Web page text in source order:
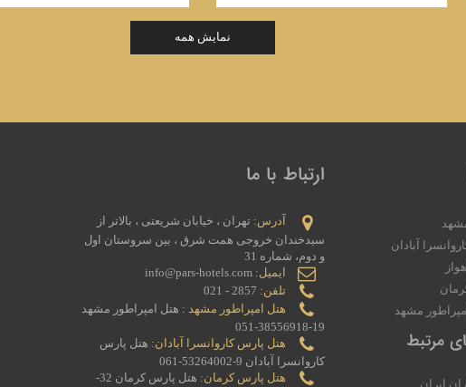
نمایش همه
آبادان
مشهد
مرتبط
ارتباط با ما
آدرس: تهران ، خیابان شریعتی ، بالاتر از
سیدخندان خروجی همت شرق ، بین سروستان اول
و دوم، شماره 31
ایمیل:
تلفن:
هتل امپراطور مشهد : هتل امپراطور مشهد
19-38556918-051
هتل پارس کاروانسرا آبادان: هتل پارس
کاروانسرا آبادان 9-53264002-061
هتل پارس کرمان:
هتل پارس کرمان 32-